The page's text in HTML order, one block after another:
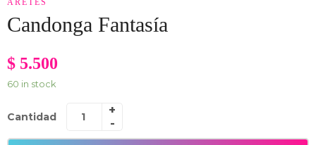
ARETES
Candonga Fantasía
$ 5.500
60 in stock
Cantidad